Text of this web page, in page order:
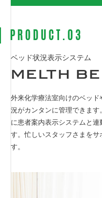
PRODUCT.03
ベッド状況表示システム
MELTH
外来化学療法室向けのベッ
況がカンタンに管理できま
に患者案内表示システムと
す。忙しいスタッフさまを
す。